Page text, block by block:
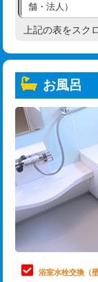
舗・法人）
高度高圧洗浄換
トーラー機使用/
追加トーラー機
カメラ調査
桝清掃
止水・漏水調査
理・調整・分解
止水・漏水調査
理・調整・分解
上記の表をスク
お風呂
浴室水栓交換（